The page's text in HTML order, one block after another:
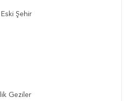
Şehir
Geziler